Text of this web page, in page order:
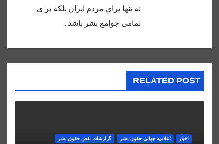
نه تنها براي مردم ايران بلكه براى
تمامى جوامع بشر باشد .
RELATED POST
اخبار اعلاميه جهانی حقوق بشر گزارشات نقض حقوق بشر